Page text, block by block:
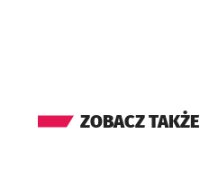
ZOBACZ TAKŻE